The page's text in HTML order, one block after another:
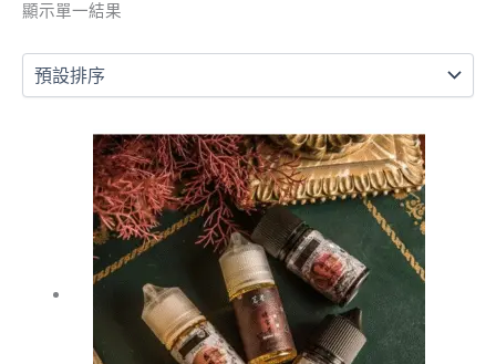
顯示單一結果
此
產
品
有
多
種
式。
可